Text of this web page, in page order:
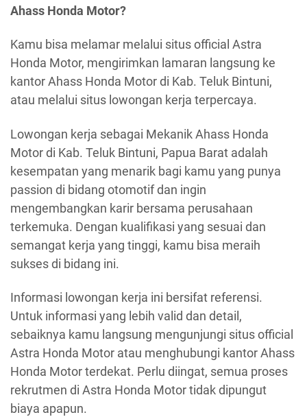
Ahass Honda Motor?
Kamu bisa melamar melalui situs official Astra
Honda Motor, mengirimkan lamaran langsung ke
kantor Ahass Honda Motor di Kab. Teluk Bintuni,
atau melalui situs lowongan kerja terpercaya.
Lowongan kerja sebagai Mekanik Ahass Honda
Motor di Kab. Teluk Bintuni, Papua Barat adalah
kesempatan yang menarik bagi kamu yang punya
passion di bidang otomotif dan ingin
mengembangkan karir bersama perusahaan
terkemuka. Dengan kualifikasi yang sesuai dan
semangat kerja yang tinggi, kamu bisa meraih
sukses di bidang ini.
Informasi lowongan kerja ini bersifat referensi.
Untuk informasi yang lebih valid dan detail,
sebaiknya kamu langsung mengunjungi situs official
Astra Honda Motor atau menghubungi kantor Ahass
Honda Motor terdekat. Perlu diingat, semua proses
rekrutmen di Astra Honda Motor tidak dipungut
biaya apapun.